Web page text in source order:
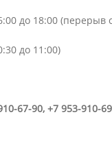
до 18:00 (перерыв
до 11:00)
67-90, +7 953-910-